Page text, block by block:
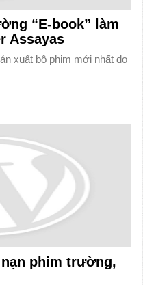
“E-book” làm
Assayas
xuất bộ phim mới nhất do
phim trường,